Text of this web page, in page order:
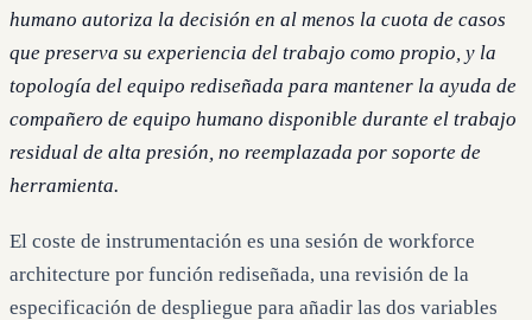
humano autoriza la decisión en al menos la cuota de casos
que preserva su experiencia del trabajo como propio, y la
topología del equipo rediseñada para mantener la ayuda de
compañero de equipo humano disponible durante el trabajo
residual de alta presión, no reemplazada por soporte de
herramienta.
El coste de instrumentación es una sesión de workforce
architecture por función rediseñada, una revisión de la
especificación de despliegue para añadir las dos variables